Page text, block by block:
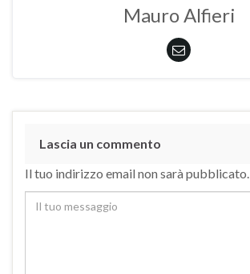
Mauro Alfieri
Lascia un commento
Il tuo indirizzo email non sarà pubblicato.